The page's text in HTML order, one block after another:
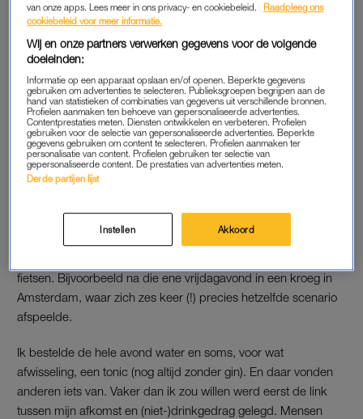
niet onopgemerkt. Later die avond leek iedereen te weten
welke ‘zonde’ ik beging en kwamen er willekeurige mensen
op me afgestapt. Mét een extra glas in de hand. En met leuzen
als: “Maar ze wordt maar één keer 29.” Of: “Dit is toch
hartstikke ongezellig.” Ja, de vriendin in kwestie wordt volgend
jaar inderdaad niet nog een keer 29, maar laten we eerlijk zijn:
ik ren volgend jaar ook niet nog een keer 42 kilometer.
Deze sobere ontgroening weerhield me er overigens niet van
om in de weken daarna toch de hort op te gaan. Voor
De voornaamste uitdaging lag erin niet te eindigen bij een
willekeurige snackbar (want ook patat behoorde tot de
fietsen. Bijvoorbeeld na die ene vrijdagavond in een kroeg in
Amsterdam, waar zich zes keer (!) precies hetzelfde scenario
afspeelde.
Ik bestelde de hele avond water en soms, voor wat
afwisseling, een tonic (nog altijd zonder gin). En daar vonden
anderen iets van. Vaker dan ik zou willen werd eerst de link
tussen mijn afkomst en (niet-)drinkgedrag gelegd. Mensen
van onze apps. Lees meer in ons privacy- en cookiebeleid.
Raadpleeg ons
cookiebeleid voor meer informatie.
Wij en onze partners verwerken gegevens voor de volgende
doeleinden:
Informatie op een apparaat opslaan en/of openen. Beperkte gegevens
gebruiken om advertenties te selecteren. Publieksgroepen begrijpen aan de
hand van statistieken of combinaties van gegevens uit verschillende bronnen.
Profielen aanmaken ten behoeve van gepersonaliseerde advertenties.
Contentprestaties meten. Diensten ontwikkelen en verbeteren. Profielen
gebruiken voor de selectie van gepersonaliseerde advertenties. Beperkte
gegevens gebruiken om content te selecteren. Profielen aanmaken ter
personalisatie van content. Profielen gebruiken ter selectie van
gepersonaliseerde content. De prestaties van advertenties meten.
Derde partijen lijst
Instellen Akkoord